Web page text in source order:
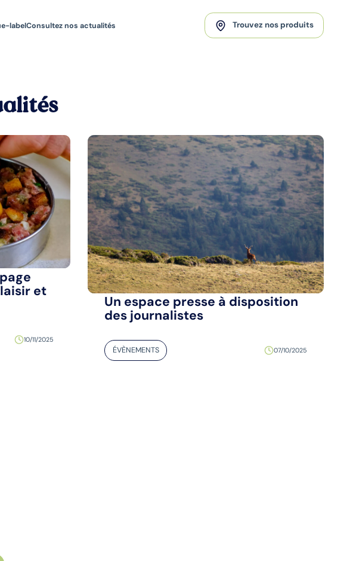
labelConsultez nos actualités Trouvez nos produits
et
10/11/2025
Un espace presse à disposition
des journalistes
ÉVÈNEMENTS 07/10/2025